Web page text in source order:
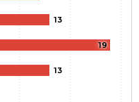
13
19
13